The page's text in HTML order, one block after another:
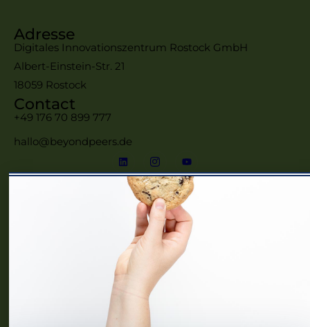
Adresse
Digitales Innovationszentrum Rostock GmbH
Albert-Einstein-Str. 21
18059 Rostock
Contact
+49 176 70 899 777
hallo@beyondpeers.de
Frauennetzwerke MV